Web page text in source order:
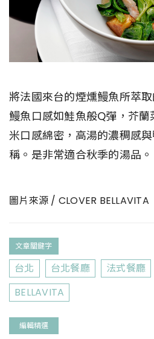
將法國來台的煙燻鰻魚所萃
鰻魚口感如鮭魚般Q彈，芥
米口感綿密，高湯的濃稠感
稱。是非常適合秋季的湯品。
圖片來源 / CLOVER BELLAVITA
文章關鍵字
台北 台北餐廳 法式餐廳
BELLAVITA
編輯精選